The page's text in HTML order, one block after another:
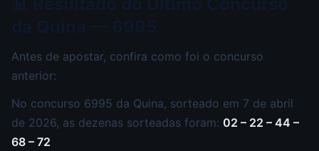
Antes de apostar, confira como foi o concurso
anterior:
No concurso 6995 da Quina, sorteado em 7 de abril
de 2026, as dezenas sorteadas foram: 02 – 22 – 44 –
68 – 72